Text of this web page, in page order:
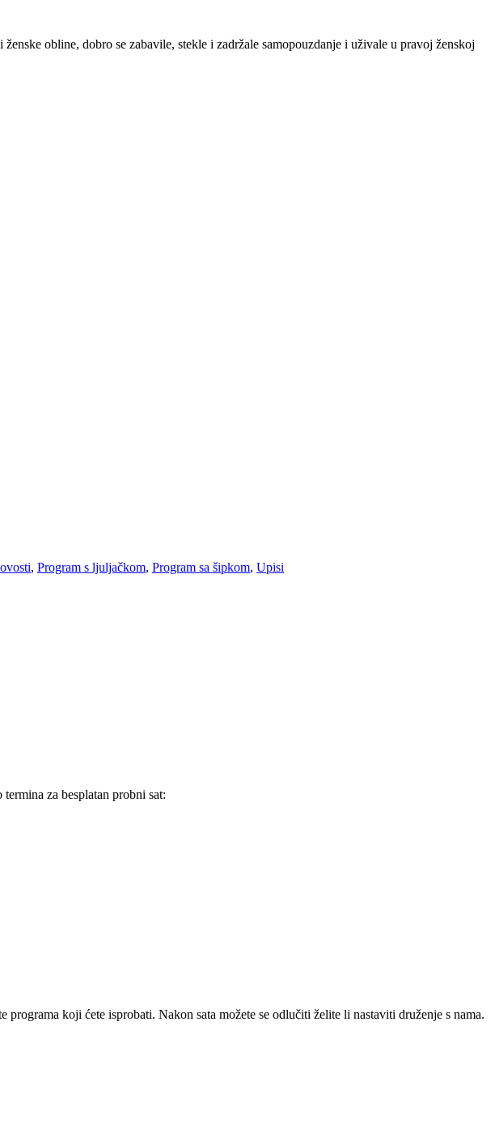
obline, dobro se zabavile, stekle i zadržale samopouzdanje i uživale u pravoj ženskoj
, Program s ljuljačkom, Program sa šipkom, Upisi
za besplatan probni sat:
koji ćete isprobati. Nakon sata možete se odlučiti želite li nastaviti druženje s nama.